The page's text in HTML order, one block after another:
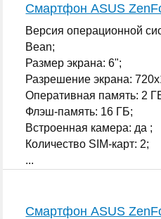
Смартфон ASUS
Версия операционной
Bean;
Размер экрана: 6";
Разрешение экрана:
Оперативная память: 2
Флэш-память: 16 ГБ;
Встроенная камера: да ;
Количество SIM-карт: 2;
...
Смартфон ASUS